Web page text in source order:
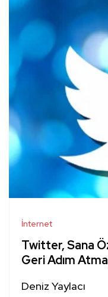
İnternet
Twitter, Sana
Geri Adım
Deniz Yaylacı